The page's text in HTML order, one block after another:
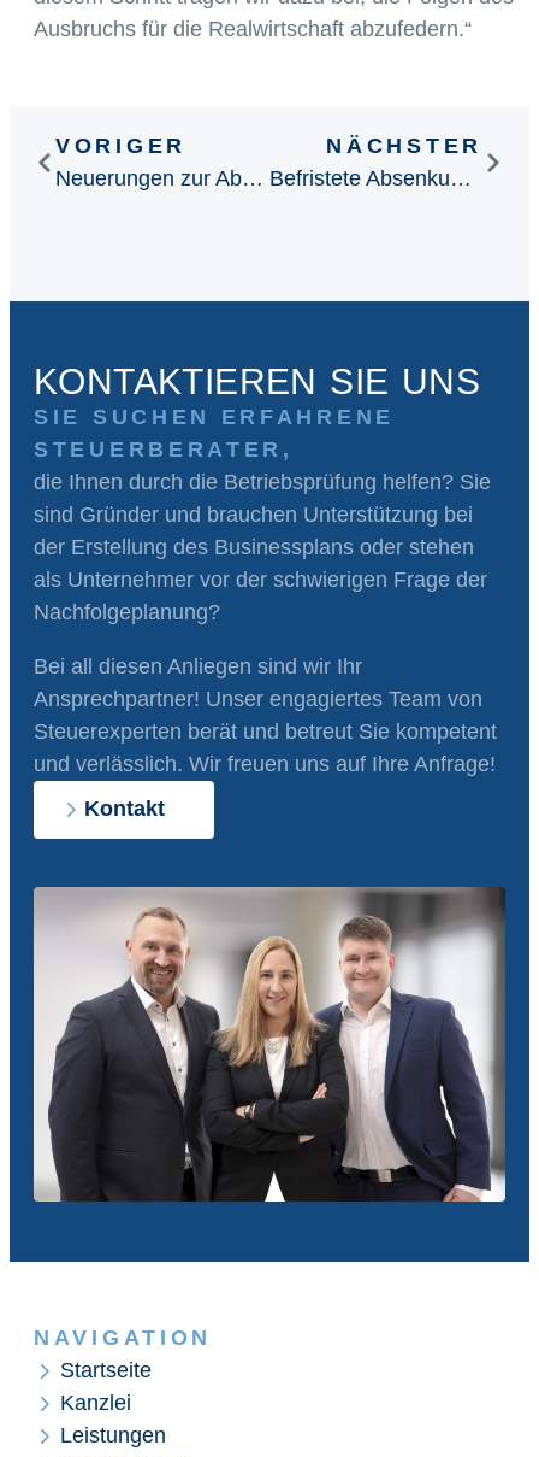
Ausbruchs für die Realwirtschaft abzufedern.“
VORIGER
Neuerungen zur Abgabe von Steuererklärungen
NÄCHSTER
Befristete Absenkung der Umsatzsteuersätze zum 1. Juli 2020
KONTAKTIEREN SIE UNS
SIE SUCHEN ERFAHRENE
STEUERBERATER,
die Ihnen durch die Betriebsprüfung helfen? Sie
sind Gründer und brauchen Unterstützung bei
der Erstellung des Businessplans oder stehen
als Unternehmer vor der schwierigen Frage der
Nachfolgeplanung?
Bei all diesen Anliegen sind wir Ihr
Ansprechpartner! Unser engagiertes Team von
Steuerexperten berät und betreut Sie kompetent
und verlässlich. Wir freuen uns auf Ihre Anfrage!
Kontakt
NAVIGATION
Startseite
Kanzlei
Leistungen